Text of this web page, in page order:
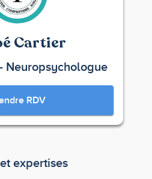
Cartier
Neuropsychologue
RDV
expertises